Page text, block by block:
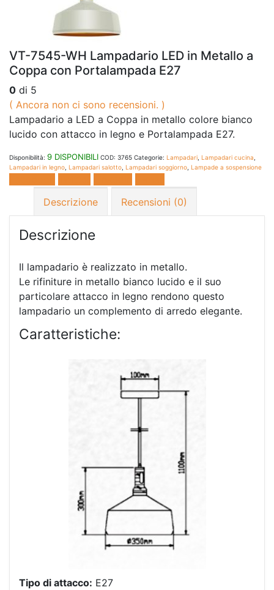
VT-7545-WH Lampadario LED in Metallo a
Coppa con Portalampada E27
0 di 5
( Ancora non ci sono recensioni. )
Lampadario a LED a Coppa in metallo colore bianco
lucido con attacco in legno e Portalampada E27.
Disponibilità: 9 DISPONIBILI COD: 3765 Categorie: Lampadari Lampadari cucina
Lampadari in legno Lampadari salotto Lampadari soggiorno Lampade a sospensione
Descrizione
Recensioni (0)
Descrizione
Il lampadario è realizzato in metallo.
Le rifiniture in metallo bianco lucido e il suo
particolare attacco in legno rendono questo
lampadario un complemento di arredo elegante.
Caratteristiche:
Tipo di attacco: E27